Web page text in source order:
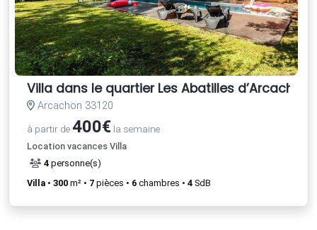
Villa dans le quartier Les Abatilles d’Arcachon
Arcachon 33120
à partir de400€ la semaine
Location vacances Villa
4 personne(s)
Villa • 300 m² • 7 pièces • 6 chambres • 4 SdB